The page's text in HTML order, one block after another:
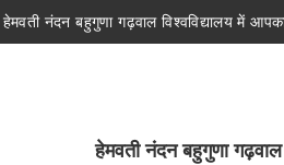
हेमवती नंदन बहुगुणा गढ़वाल विश्वविद्यालय में
गढ़वाल